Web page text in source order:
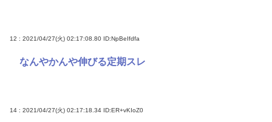
12 : 2021/04/27(火) 02:17:08.80 ID:NpBeIfdfa
なんやかんや伸びる定期スレ
14 : 2021/04/27(火) 02:17:18.34 ID:ER+vKIoZ0